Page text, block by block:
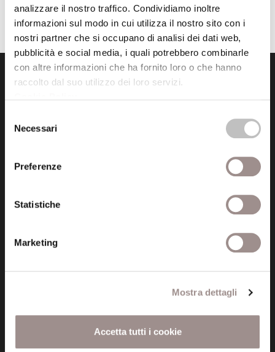
analizzare il nostro traffico. Condividiamo inoltre
informazioni sul modo in cui utilizza il nostro sito con i
nostri partner che si occupano di analisi dei dati web,
pubblicità e social media, i quali potrebbero combinarle
con altre informazioni che ha fornito loro o che hanno
raccolto dal suo utilizzo dei loro servizi.
delNecessari
Preferenze
Statistiche
Marketing
Mostra dettagli
Accetta tutti i cookie
Posta certificata (PEC)
Seguici